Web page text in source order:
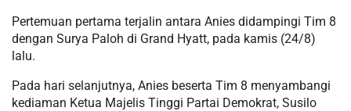
Pertemuan pertama terjalin antara Anies didampingi Tim 8
dengan Surya Paloh di Grand Hyatt, pada kamis (24/8)
lalu.
Pada hari selanjutnya, Anies beserta Tim 8 menyambangi
kediaman Ketua Majelis Tinggi Partai Demokrat, Susilo